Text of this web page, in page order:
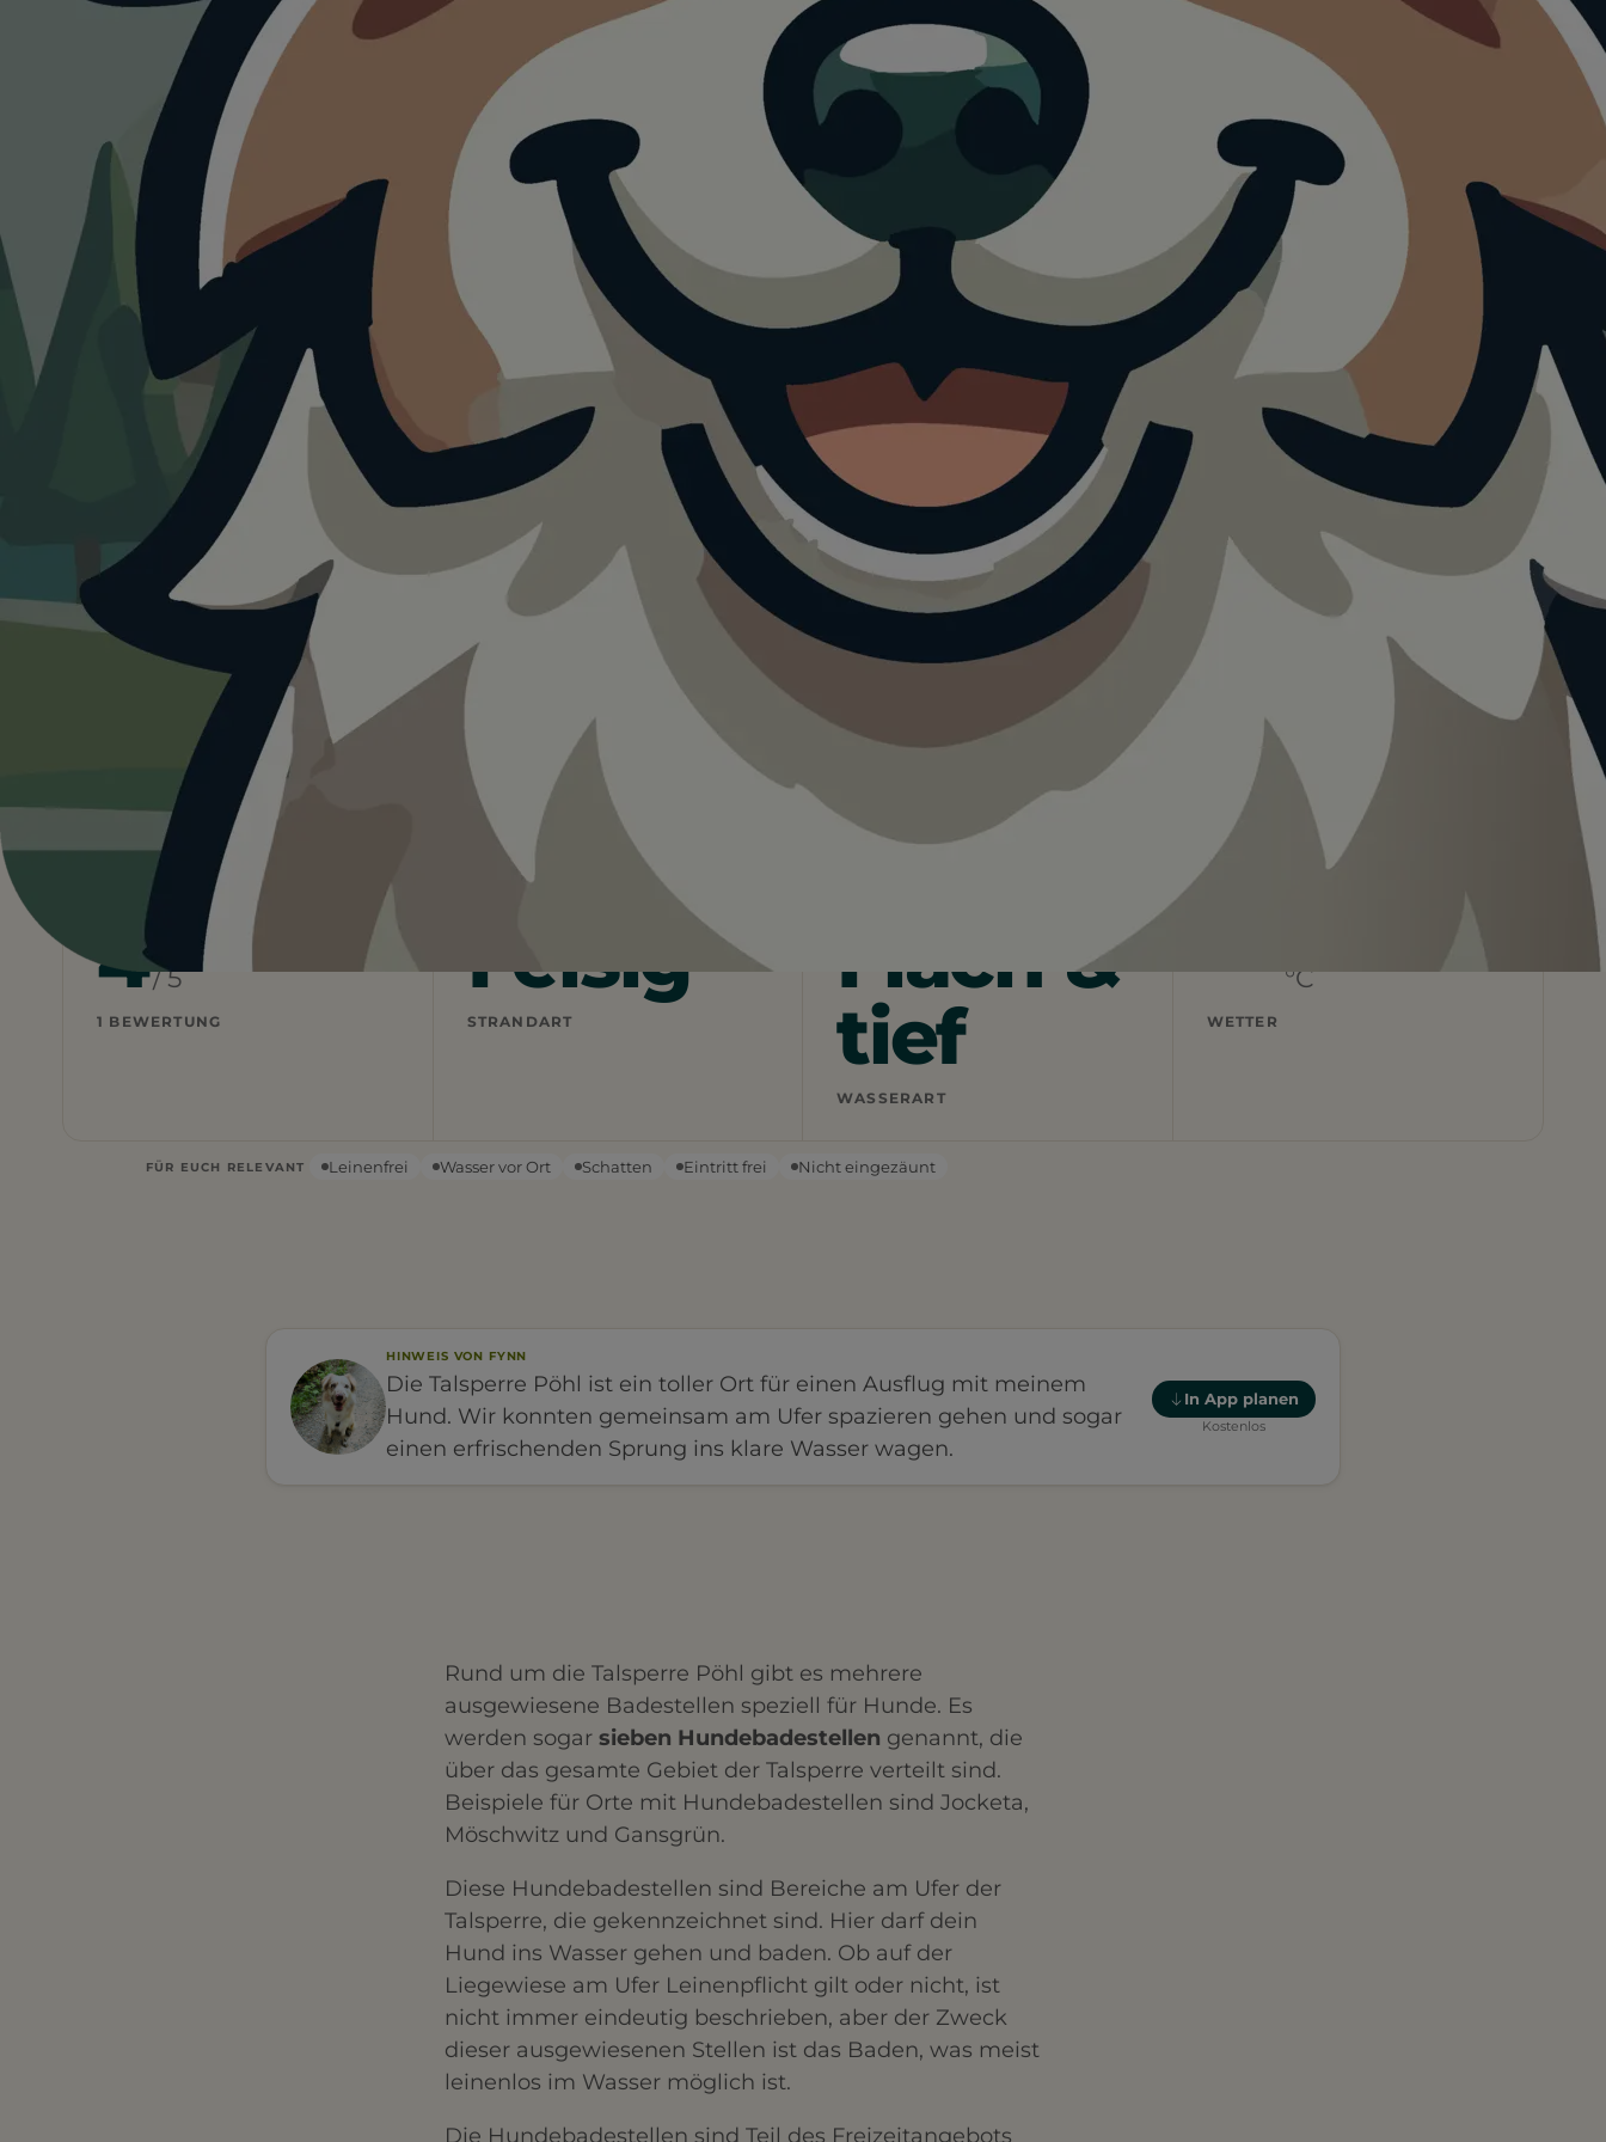
Visualisierung · KI
In App speichern
HUNDESTRAND
Talsperre Pöhl
Deutschland Sachsen
Heute ist··· für Talsperre Pöhl.
Wetterdaten: OpenWeatherMap
4/ 5
1 BEWERTUNG
Felsig
STRANDART
Flach &
tief
WASSERART
—°C
WETTER
FÜR EUCH RELEVANT Leinenfrei Wasser vor Ort Schatten Eintritt frei Nicht eingezäunt
HINWEIS VON FYNN
Die Talsperre Pöhl ist ein toller Ort für einen Ausflug mit meinem
Hund. Wir konnten gemeinsam am Ufer spazieren gehen und sogar
einen erfrischenden Sprung ins klare Wasser wagen.
In App planen
Kostenlos
Rund um die Talsperre Pöhl gibt es mehrere
ausgewiesene Badestellen speziell für Hunde. Es
werden sogar sieben Hundebadestellen genannt, die
über das gesamte Gebiet der Talsperre verteilt sind.
Beispiele für Orte mit Hundebadestellen sind Jocketa,
Möschwitz und Gansgrün.
Diese Hundebadestellen sind Bereiche am Ufer der
Talsperre, die gekennzeichnet sind. Hier darf dein
Hund ins Wasser gehen und baden. Ob auf der
Liegewiese am Ufer Leinenpflicht gilt oder nicht, ist
nicht immer eindeutig beschrieben, aber der Zweck
dieser ausgewiesenen Stellen ist das Baden, was meist
leinenlos im Wasser möglich ist.
Die Hundebadestellen sind Teil des Freizeitangebots